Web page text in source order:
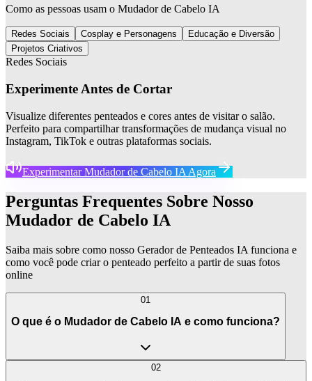
Como as pessoas usam o Mudador de Cabelo IA
Redes Sociais Cosplay e Personagens
Educação e Diversão
Projetos Criativos
Redes Sociais
Experimente Antes de Cortar
Visualize diferentes penteados e cores antes de visitar o salão.
Perfeito para compartilhar transformações de mudança visual no
Instagram, TikTok e outras plataformas sociais.
Experimentar Mudador de Cabelo IA Agora
Perguntas Frequentes Sobre Nosso
Mudador de Cabelo IA
Saiba mais sobre como nosso Gerador de Penteados IA funciona e
como você pode criar o penteado perfeito a partir de suas fotos
online
01
O que é o Mudador de Cabelo IA e como funciona?
02